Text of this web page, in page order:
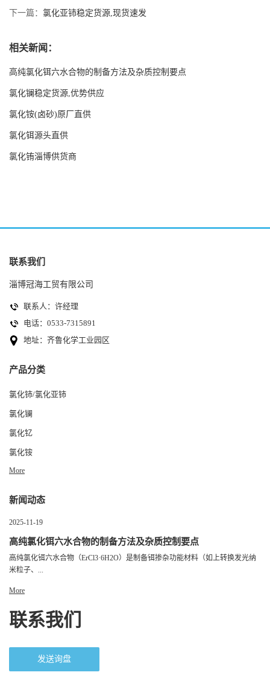
下一篇： 氯化亚铈稳定货源,现货速发
相关新闻：
高纯氯化铒六水合物的制备方法及杂质控制要点
氯化镧稳定货源,优势供应
氯化铵(卤砂)原厂直供
氯化铒源头直供
氯化铕淄博供货商
联系我们
淄博冠海工贸有限公司
联系人：许经理
电话：0533-7315891
地址：齐鲁化学工业园区
产品分类
氯化铈/氯化亚铈
氯化镧
氯化钇
氯化铵
More
新闻动态
2025-11-19
高纯氯化铒六水合物的制备方法及杂质控制要点
高纯氯化铒六水合物（ErCl3·6H2O）是制备铒掺杂功能材料（如上转换发光纳
米粒子、...
More
联系我们
发送询盘